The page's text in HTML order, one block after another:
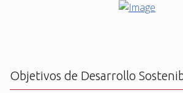
Objetivos de Desarrollo